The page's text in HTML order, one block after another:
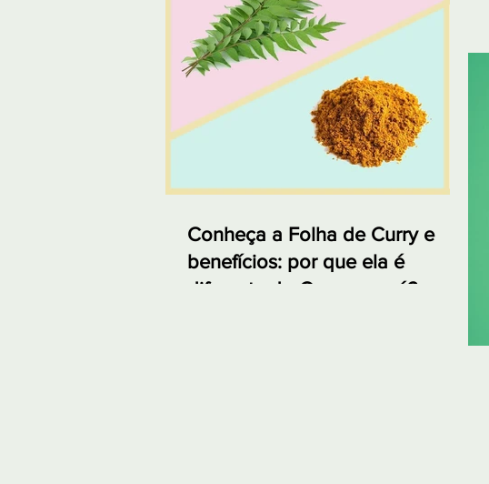
Conheça a Folha de Curry e
benefícios: por que ela é
diferente do Curry em pó?